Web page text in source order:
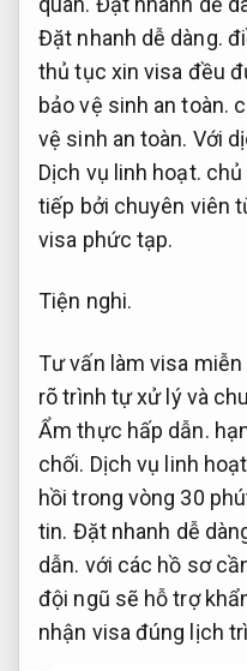
Đặt nhanh dễ dàng.
thủ tục xin visa đều
bảo vệ sinh an toàn.
vệ sinh an toàn. Với
Dịch vụ linh hoạt.
tiếp bởi chuyên viên
visa phức tạp.
Tiện nghi.
Tư vấn làm visa
rõ trình tự xử lý và
Ẩm thực hấp dẫn.
chối. Dịch vụ linh
hồi trong vòng 30
tin. Đặt nhanh dễ
dẫn. với các hồ sơ
đội ngũ sẽ hỗ trợ
nhận visa đúng lịch